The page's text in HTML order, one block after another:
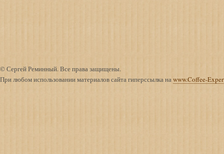
© Сергей Реминный. Все права защищены.
При любом использовании материалов сайта гиперссылка на www.Coffee-